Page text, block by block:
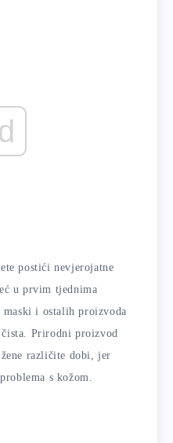
postići nevjerojatne
u prvim tjednima
i ostalih proizvoda
čista. Prirodni proizvod
različite dobi, jer
s kožom.